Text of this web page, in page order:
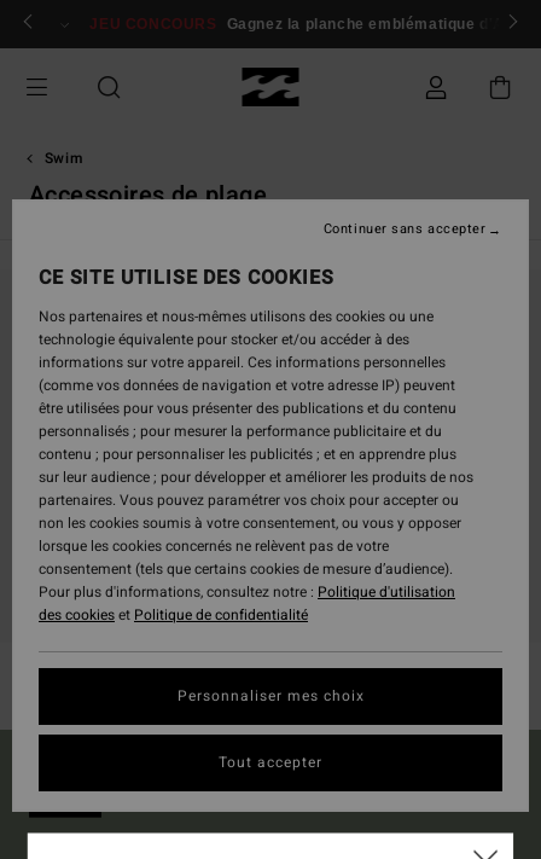
Passez
sélection
produits
Se connecter / s'inscrire
JEU CONCOURS Gagnez la planche emblématique d'Andy
Swim
Accessoires de plage
Ne partez pas trop loin, nos produits seront
bientôt de retour
Oups, nous n'avons trouvé aucun résultat pour
votre recherche.
Pas de souci ! Essayez avec d'autres mots ou explorez nos catégories
pour trouver ce que vous cherchez.
CE SITE UTILISE DES COOKIES
Nos partenaires et nous-mêmes utilisons des cookies ou une
technologie équivalente pour stocker et/ou accéder à des
informations sur votre appareil. Ces informations personnelles
(comme vos données de navigation et votre adresse IP) peuvent
être utilisées pour vous présenter des publications et du contenu
personnalisés ; pour mesurer la performance publicitaire et du
contenu ; pour personnaliser les publicités ; et en apprendre plus
sur leur audience ; pour développer et améliorer les produits de nos
partenaires. Vous pouvez paramétrer vos choix pour accepter ou
non les cookies soumis à votre consentement, ou vous y opposer
lorsque les cookies concernés ne relèvent pas de votre
consentement (tels que certains cookies de mesure d’audience).
Pour plus d'informations, consultez notre : Politique d'utilisation
des cookieset Politique de confidentialité
Personnaliser mes choix
Continuer sans accepter
Tout accepter